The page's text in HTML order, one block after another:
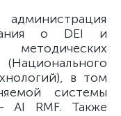
о DEI и
в том
системы
AI RMF. Также